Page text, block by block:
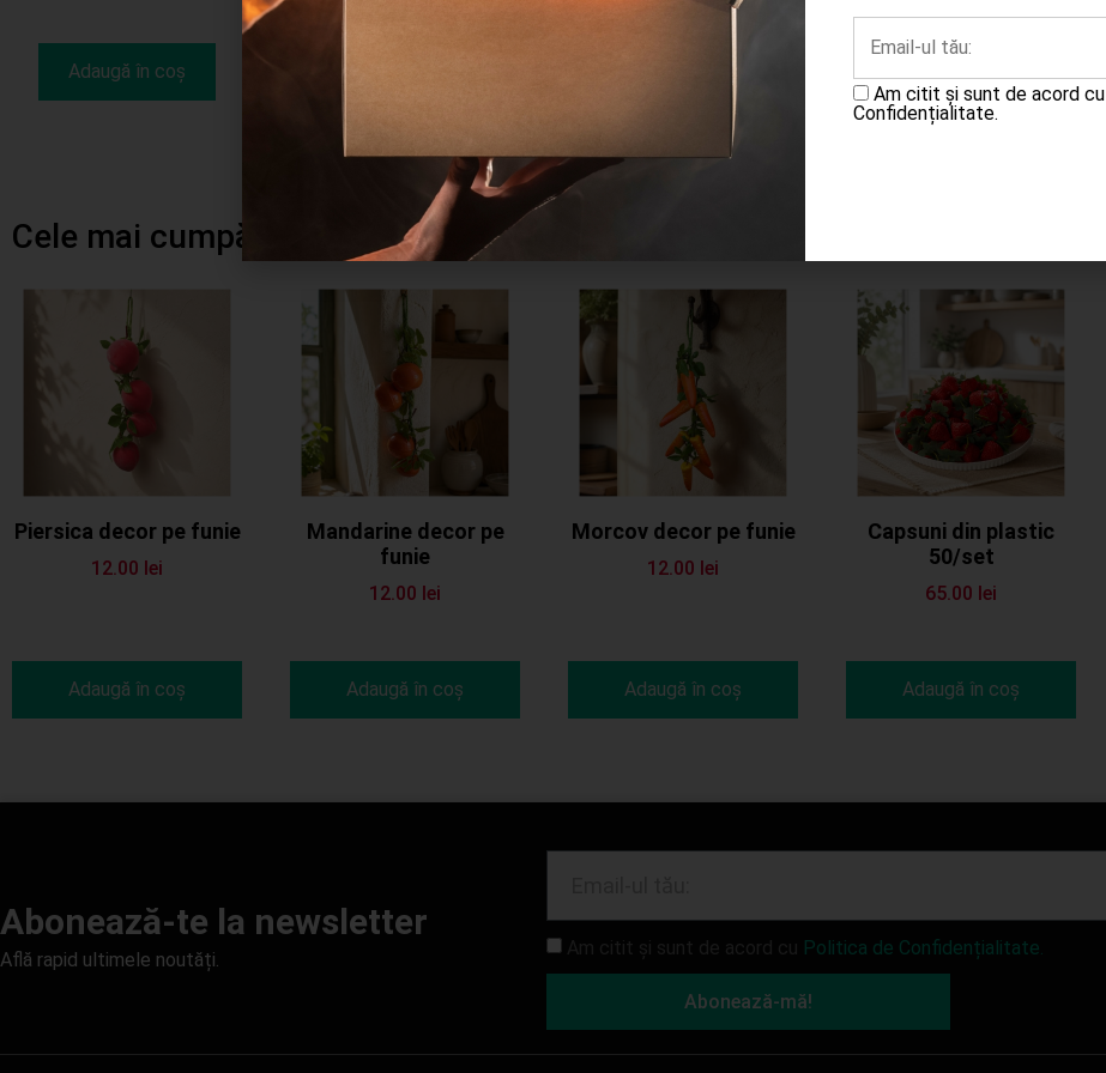
Adaugă în coș Adaugă în coș
Completează
Cele mai cumpărate produse
Piersica decor pe funie
12.00 lei
Adaugă în coș
Mandarine decor pe
funie
12.00 lei
Adaugă în coș
Morcov decor pe funie
12.00 lei
Adaugă în coș
Capsuni din plastic
50/set
65.00 lei
Adaugă în coș
Abonează-te la newsletter
Află rapid ultimele noutăți.
Politica de Confidențialitate.
Abonează-mă!
Am citit și sunt de acord cu
Confidențialitate.